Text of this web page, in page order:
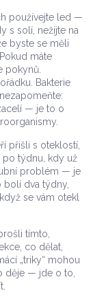
používejte led —
s solí, nežijte na
byste se měli
máte
pokynů.
Bakterie
— je to o
přišli s oteklostí,
po týdnu, kdy už
problém — je
bolí dva týdny,
se vám otekl
tímto,
co dělat,
„triky“ mohou
děje — jde o to,